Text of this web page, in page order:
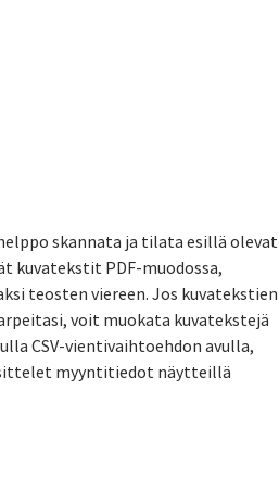
skannata ja tilata esillä olevat
kuvatekstit PDF-muodossa,
teosten viereen. Jos kuvatekstien
voit muokata kuvatekstejä
CSV-vientivaihtoehdon avulla,
myyntitiedot näytteillä